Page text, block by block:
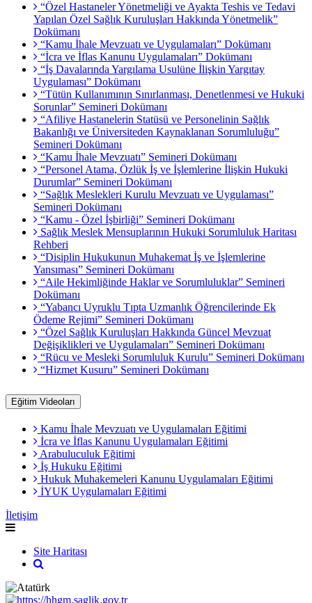
“Özel Hastaneler Yönetmeliği ve Ayakta Teshis ve Tedavi
Yapılan Özel Sağlık Kuruluşları Hakkında Yönetmelik”
Dokümanı
“Kamu İhale Mevzuatı ve Uygulamaları” Dokümanı
“İcra ve İflas Kanunu Uygulamaları” Dokümanı
“İş Davalarında Yargılama Usulüne İlişkin Yargıtay
Uygulaması” Dokümanı
“Tütün Kullanımının Sınırlanması, Denetlenmesi ve Hukuki
Sorunlar” Semineri Dokümanı
“Afiliye Hastanelerin Statüsü ve Personelinin Sağlık
Bakanlığı ve Üniversiteden Kaynaklanan Sorumluluğu”
Semineri Dokümanı
“Kamu İhale Mevzuatı” Semineri Dokümanı
“Personel Atama, Özlük İş ve İşlemlerine İlişkin Hukuki
Durumlar” Semineri Dokümanı
“Sağlık Meslekleri Kurulu Mevzuatı ve Uygulaması”
Semineri Dokümanı
“Kamu - Özel İşbirliği” Semineri Dokümanı
Sağlık Meslek Mensuplarının Hukuki Sorumluluk Haritası
Rehberi
“Disiplin Hukukunun Muhakemat İş ve İşlemlerine
Yansıması” Semineri Dokümanı
“Aile Hekimliğinde Haklar ve Sorumluluklar” Semineri
Dokümanı
“Yabancı Uyruklu Tıpta Uzmanlık Öğrencilerinde Ek
Ödeme Rejimi” Semineri Dokümanı
“Özel Sağlık Kuruluşları Hakkında Güncel Mevzuat
Değişiklikleri ve Uygulamaları” Semineri Dokümanı
“Rücu ve Mesleki Sorumluluk Kurulu” Semineri Dokümanı
“Hizmet Kusuru” Semineri Dokümanı
Eğitim Videoları
Kamu İhale Mevzuatı ve Uygulamaları Eğitimi
İcra ve İflas Kanunu Uygulamaları Eğitimi
Arabuluculuk Eğitimi
İş Hukuku Eğitimi
Hukuk Muhakemeleri Kanunu Uygulamaları Eğitimi
İYUK Uygulamaları Eğitimi
İletişim
Site Haritası